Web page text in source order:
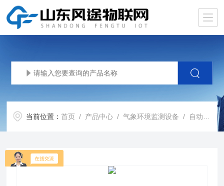
当前位置：首页 / 产品中心 /气象环境监测设备 / 自动气象站